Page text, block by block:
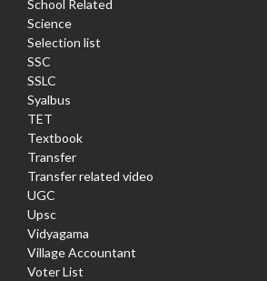
School Related
Science
Selection list
SSC
SSLC
Syalbus
TET
Textbook
Transfer
Transfer related video
UGC
Upsc
Vidyagama
Village Accountant
Voter List